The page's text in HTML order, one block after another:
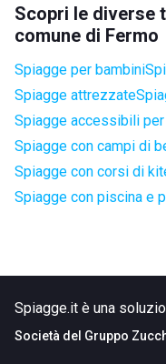
Scopri le diverse
comune di Fermo
Spiagge per bambini
Spiagge attrezzate
Spiagge accessibili
Spiagge con campi di
Spiagge con corsi di
Spiagge con piscina e
Spiagge.it è una
Società del Gruppo